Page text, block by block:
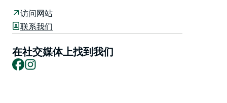
戏剧等形式进行互动。
“帕克斯本土产品节”是中西部地区独一无二的活动，它将
学习机会与工作坊和展览相结合，让您欣赏本地艺术家的
表演，品尝本地及周边地区生产商的优质产品，并享用全
天候新鲜烹制的美食和饮品。
访问网站
联系我们
在社交媒体上找到我们
Facebook